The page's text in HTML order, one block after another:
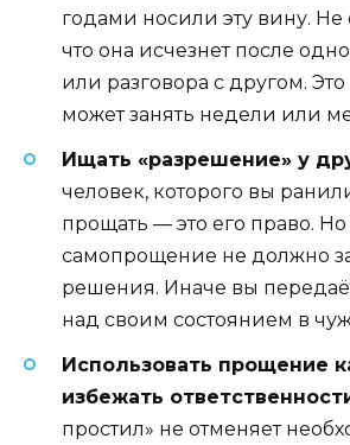
годами носили эту вину. Не
что она исчезнет после
или разговора с другом.
может занять недели или
Ищать «разрешение» у
человек, которого вы
прощать — это его право.
самопрощение не должно
решения. Иначе вы
над своим состоянием в
Использовать прощение
избежать
простил» не отменяет